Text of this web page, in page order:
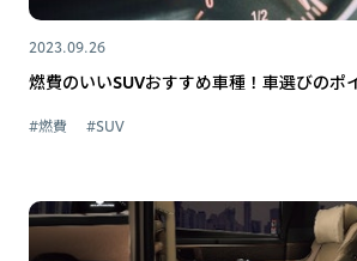
2023.09.26
燃費のいいSUVおすすめ車種！車選びのポ
#燃費 #SUV